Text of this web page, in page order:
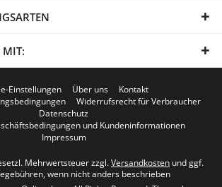
MIT:
Einstellungen Über uns
Kontakt
Widerrufsrecht für Verbraucher
Datenschutz
und Kundeninformationen
Impressum
Mehrwertsteuer zzgl.Versandkosten und ggf.
wenn nicht anders beschrieben